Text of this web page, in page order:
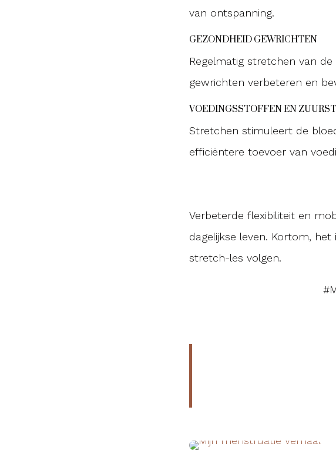
van ontspanning.
GEZONDHEID GEWRICHTEN
Regelmatig stretchen van
gewrichten verbeteren en
VOEDINGSSTOFFEN EN
Stretchen stimuleert de
efficiëntere toevoer van
Verbeterde flexibiliteit en
dagelijkse leven. Kortom,
stretch-les volgen.